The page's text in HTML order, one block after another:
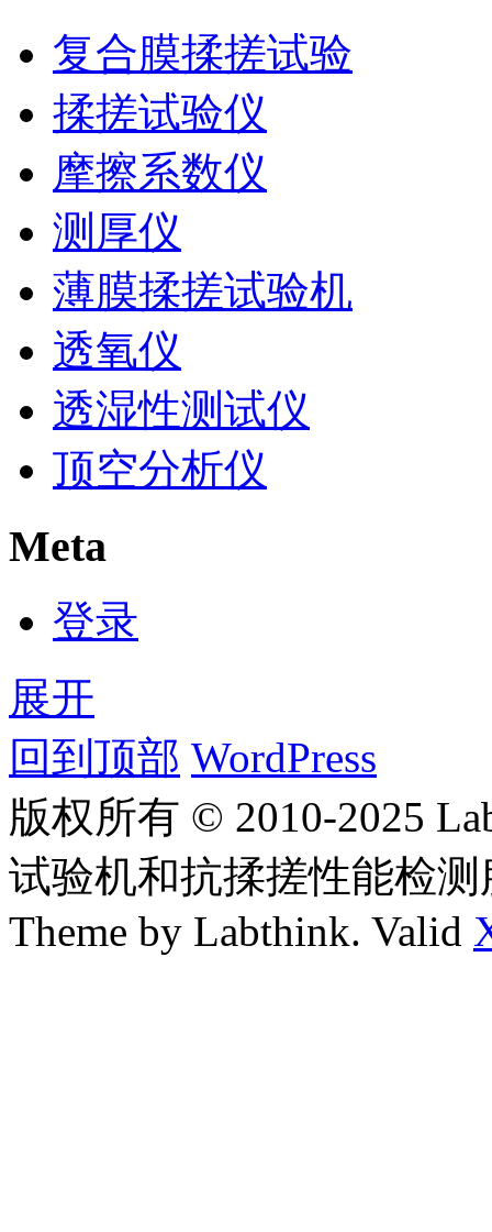
复合膜揉搓试验
揉搓试验仪
摩擦系数仪
测厚仪
薄膜揉搓试验机
透氧仪
透湿性测试仪
顶空分析仪
Meta
登录
展开
回到顶部 WordPress
版权所有 © 2010-2025
试验机和抗揉搓性能检
Theme by Labthink. Valid